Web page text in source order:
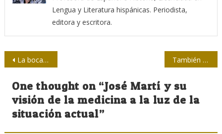
Lengua y Literatura hispánicas. Periodista,
editora y escritora.
Navegación
de
entradas
La boca y la nariz: eficientes emisoras de partículas También que hay aplaudir la labor de la prensa y el Ministerio del Interior
One thought on “José Martí y su
visión de la medicina a la luz de la
situación actual”